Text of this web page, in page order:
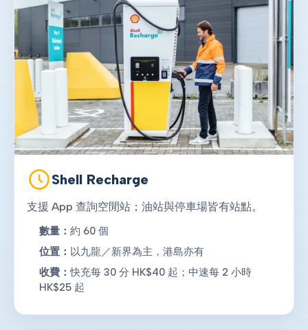
Shell Recharge
支援 App 查詢空閒站；油站與停車場皆有站點。
數量： 約 60 個
位置： 以九龍／新界為主，港島亦有
收費：快充每 30 分 HK$40 起；中速每 2 小時
HK$25 起